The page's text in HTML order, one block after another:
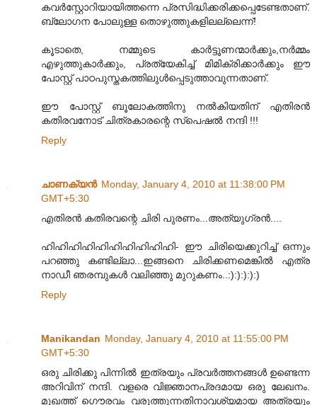
കവര്‍സ്റ്റോറിയായിത്തന്നെ പ്രസിദ്ധിക്കരിക്കപ്പെടേണ്ടതാണ്.
ബ്ലോഗന പോലുള്ള തൊഴുത്തുകളിലല്ലെന്ന്!
കൂടാതെ, നമ്മുടെ കാര്‍ട്ടൂണന്മാര്‍ക്കും,നര്‍മ്മം
എഴുത്തുകാര്‍ക്കും, പ്രത്യേകിച്ച് മിമിക്രിക്കാര്‍ക്കും ഈ
പോസ്റ്റ് പാഠപുസ്തകത്തിലുള്‍പ്പെടുത്താവുന്നതാണ്.
ഈ പോസ്റ്റ് ബൂലോകത്തിനു നല്‍കിയതിന് എതിരന്‍
കതിരവനോട് ചിത്രകാരന്റെ സ്പെഷല്‍ നന്ദി !!!
Reply
ചാണക്യന്‍ Monday, January 4, 2010 at 11:38:00 PM
GMT+5:30
എതിരൻ കതിരവന്റെ ചിരി പുരണം...അത്യുഗ്രൻ....
ഹിഹിഹിഹിഹിഹിഹിഹിഹിഹി- ഈ ചിരിയെക്കുറിച്ച് ഒന്നും
പറഞ്ഞു കണ്ടില്ലാ...ഇങ്ങനെ ചിരിക്കണമെങ്കിൽ എത്ര
നാഡീ ഞരമ്പുകൾ വലിഞ്ഞു മുറുകണം..:):):):):)
Reply
Manikandan Monday, January 4, 2010 at 11:55:00 PM
GMT+5:30
ഒരു ചിരിക്കു പിന്നില്‍ ഇത്രയും പ്രവര്‍ത്തനങ്ങള്‍ ഉണ്ടെന്ന
അറിവിന് നന്ദി. വളരെ വിജ്ഞാനപ്രദമായ ഒരു ലേഖനം.
മുഖത്ത് ഗൌരവം വരുത്തുന്നതിനാവശ്യമായ അത്രയും